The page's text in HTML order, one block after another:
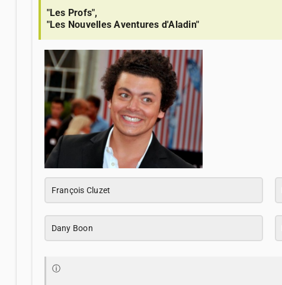
"Les Profs",
"Les Nouvelles Aventures d'Aladin"
François Cluzet
Dany Boon
ⓘ